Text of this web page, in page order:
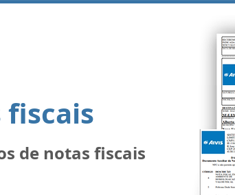
fiscais
de notas fiscais